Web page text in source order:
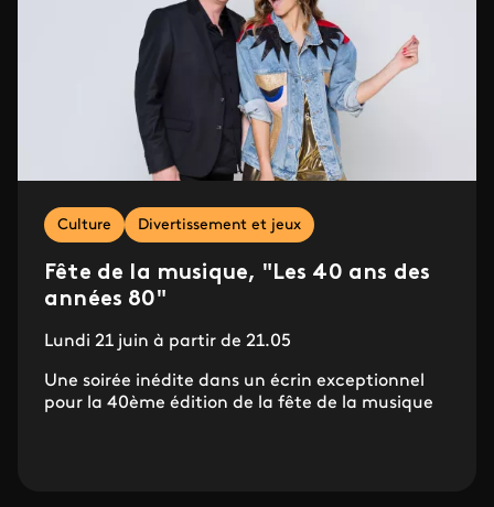
Culture Divertissement et jeux
Fête de la musique, "Les 40 ans des
années 80"
Lundi 21 juin à partir de 21.05
Une soirée inédite dans un écrin exceptionnel
pour la 40ème édition de la fête de la musique